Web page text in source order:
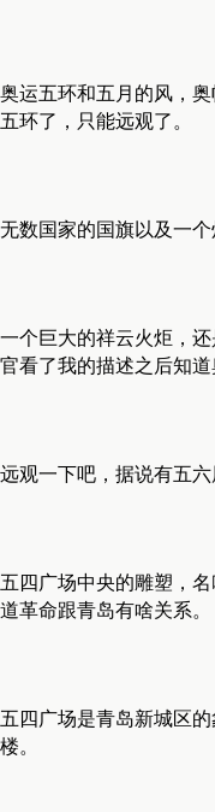
奥运五环和五月的风，
五环了，只能远观了。
无数国家的国旗以及一
一个巨大的祥云火炬，
官看了我的描述之后知
远观一下吧，据说有五六
五四广场中央的雕塑，
道革命跟青岛有啥关系。
五四广场是青岛新城区
楼。